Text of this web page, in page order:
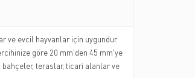
ve evcil hayvanlar için uygundur.
göre 20 mm'den 45 mm'ye
bahçeler, teraslar, ticari alanlar ve